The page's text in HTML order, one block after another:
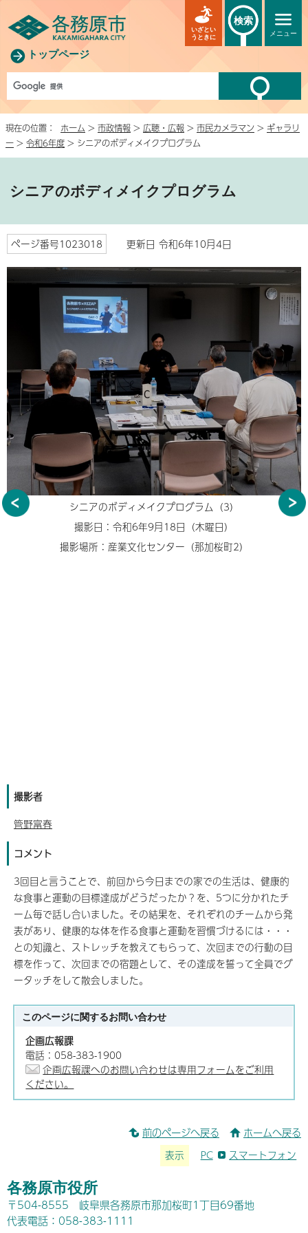
トップページ
メニュー
いざとい
うときに
検索
現在の位置： ホーム > 市政情報 > 広聴・広報 > 市民カメラマン > ギャラリ
ー > 令和6年度 > シニアのボディメイクプログラム
シニアのボディメイクプログラム
ページ番号1023018 更新日 令和6年10月4日
シニアのボディメイクプログラム（3）
撮影日：令和6年9月18日（木曜日）
撮影場所：産業文化センター（那加桜町2）
撮影者
管野富春
コメント
3回目と言うことで、前回から今日までの家での生活は、健康的
な食事と運動の目標達成がどうだったか？を、5つに分かれたチ
ーム毎で話し合いました。その結果を、それぞれのチームから発
表があり、健康的な体を作る食事と運動を習慣づけるには・・・
との知識と、ストレッチを教えてもらって、次回までの行動の目
標を作って、次回までの宿題として、その達成を誓って全員でグ
ータッチをして散会しました。
このページに関するお問い合わせ
企画広報課
電話：058-383-1900
企画広報課へのお問い合わせは専用フォームをご利用
ください。
前のページへ戻る ホームへ戻る
表示 PC スマートフォン
各務原市役所
〒504-8555 岐阜県各務原市那加桜町1丁目69番地
代表電話：058-383-1111